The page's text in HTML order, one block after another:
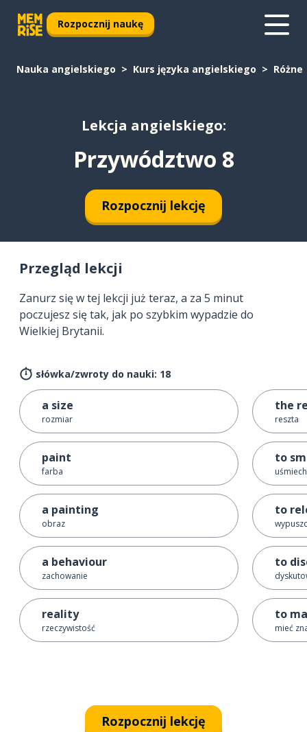
Rozpocznij naukę
Nauka angielskiego Kurs języka angielskiego Różne
Lekcja angielskiego:
Przywództwo 8
Rozpocznij lekcję
Przegląd lekcji
Zanurz się w tej lekcji już teraz, a za 5 minut
poczujesz się tak, jak po szybkim wypadzie do
Wielkiej Brytanii.
słówka/zwroty do nauki: 18
a size
rozmiar
paint
farba
a painting
obraz
a behaviour
zachowanie
reality
rzeczywistość
the
reszta
to
to
to
to
mieć
Rozpocznij lekcję